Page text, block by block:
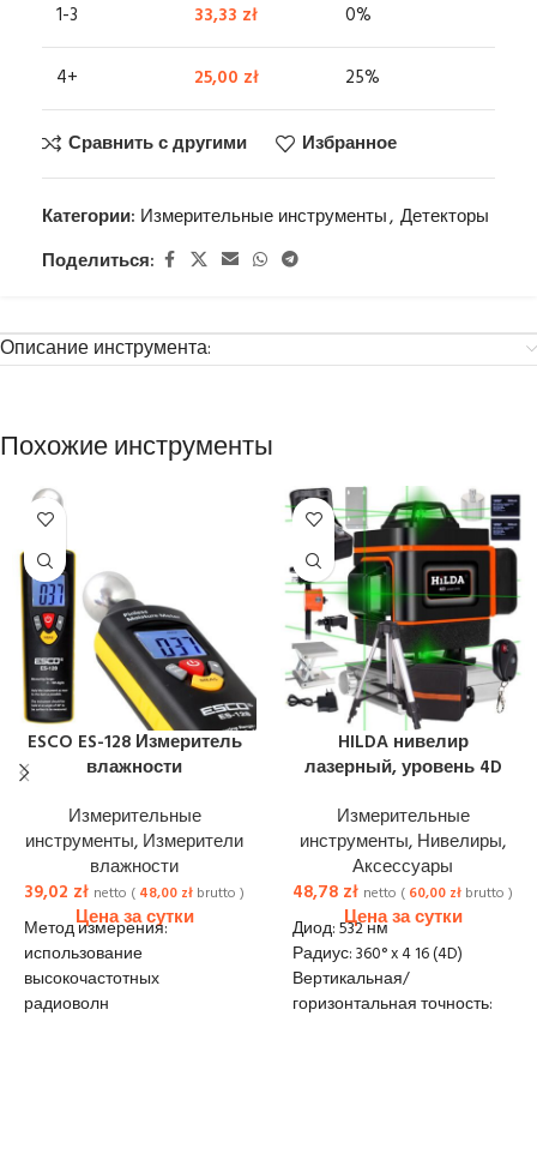
1-3 33,33 zł 0%
4+ 25,00 zł 25%
Сравнить с другими Избранное
Категории: Измерительные инструменты, Детекторы
Поделиться:
Описание инструмента:
Похожие инструменты
ESCO ES-128 Измеритель
влажности
Измерительные
инструменты, Измерители
влажности
39,02 zł netto ( 48,00 zł brutto )
Метод измерения:
использование
высокочастотных
радиоволн
HILDA нивелир
лазерный, уровень 4D
Измерительные
инструменты, Нивелиры,
Аксессуары
48,78 zł netto ( 60,00 zł brutto )
Диод: 532 нм
Радиус: 360° x 4 16 (4D)
Вертикальная/
горизонтальная точность: